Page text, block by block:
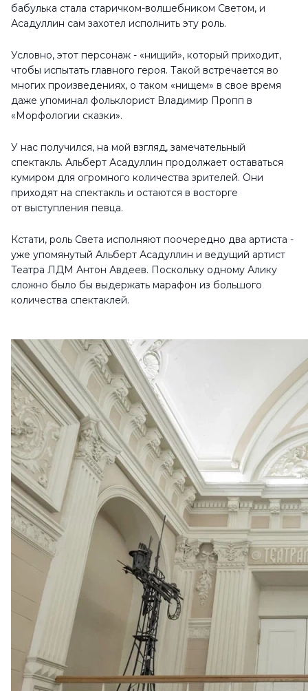
бабулька стала старичком-волшебником Светом, и
Асадуллин сам захотел исполнить эту роль.
Условно, этот персонаж - «нищий», который приходит,
чтобы испытать главного героя. Такой встречается во
многих произведениях, о таком «нищем» в свое время
даже упоминал фольклорист Владимир Пропп в
«Морфологии сказки».
У нас получился, на мой взгляд, замечательный
спектакль. Альберт Асадуллин продолжает оставаться
кумиром для огромного количества зрителей. Они
приходят на спектакль и остаются в восторге
от выступления певца.
Кстати, роль Света исполняют поочередно два артиста -
уже упомянутый Альберт Асадуллин и ведущий артист
Театра ЛДМ Антон Авдеев. Поскольку одному Алику
сложно было бы выдержать марафон из большого
количества спектаклей.